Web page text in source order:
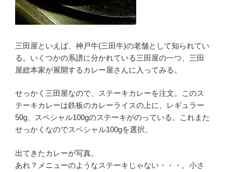
三田屋といえば、神戸牛(三田牛)の老舗として知られてい
る。いくつかの系譜に分かれている三田屋の一つ、三田
屋総本家が展開するカレー屋さんに入ってみる。
せっかく三田屋なので、ステーキカレーを注文。このス
テーキカレーは鉄板のカレーライスの上に、レギュラー
50g、スペシャル100gのステーキがのっている。これまた
せっかくなのでスペシャル100gを選択。
出てきたカレーが写真。
あれ？メニューのようなステーキじゃない・・・。小さ